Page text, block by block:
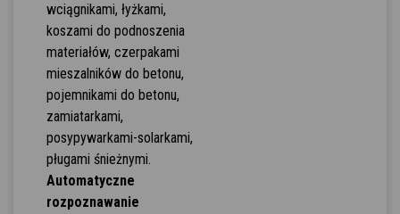
wciągnikami, łyżkami,
koszami do podnoszenia
materiałów, czerpakami
mieszalników do betonu,
pojemnikami do betonu,
zamiatarkami,
posypywarkami-solarkami,
pługami śnieżnymi.
Automatyczne
rozpoznawanie